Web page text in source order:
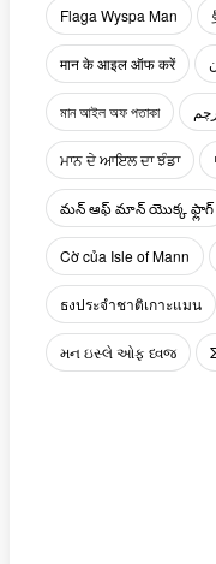
Flaga Wyspa Man
मान के आइल ऑफ करें
মান আইল অফ পতাকা
ਮਾਨ ਦੇ ਆਇਲ ਦਾ ਝੰਡਾ
మన్ ఆఫ్ మాన్ యొక్క ఫ్లాగ్
Cờ của Isle of Mann
ธงประจำชาติเกาะแมน
મન ઇસ્લે ઓફ ધ્વજ